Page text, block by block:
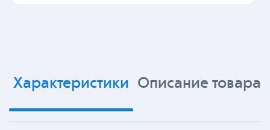
Характеристики Описание товара